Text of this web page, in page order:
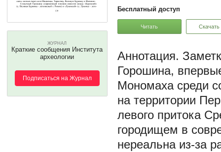
ЖУРНАЛ
Краткие сообщения Института
археологии
Подписаться на Журнал
Бесплатный доступ
Читать Скачать
Горошина,
Мономаха среди
на территории
левого притока
городищем в
нереальна из-за